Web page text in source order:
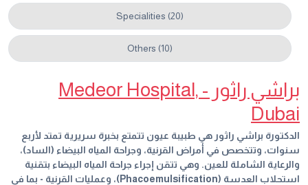
Specialities (20)
Others (10)
براشي راثور - Medeor Hospital,
Dubai
الدكتورة براشي راثور هي طبيبة عيون تتمتع بخبرة سريرية تمتد لأربع
سنوات، وتتخصص في أمراض القرنية، وجراحة المياه البيضاء (الساد)،
والرعاية الشاملة للعين. وهي تتقن إجراء جراحة المياه البيضاء بتقنية
استحلاب العدسة (Phacoemulsification)، وعمليات القرنية - بما في